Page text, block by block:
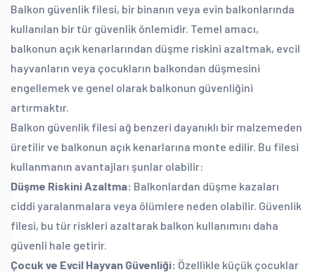
Balkon güvenlik filesi, bir binanın veya evin balkonlarında
kullanılan bir tür güvenlik önlemidir. Temel amacı,
balkonun açık kenarlarından düşme riskini azaltmak, evcil
hayvanların veya çocukların balkondan düşmesini
engellemek ve genel olarak balkonun güvenliğini
artırmaktır.
Balkon güvenlik filesi ağ benzeri dayanıklı bir malzemeden
üretilir ve balkonun açık kenarlarına monte edilir. Bu filesi
kullanmanın avantajları şunlar olabilir:
Düşme Riskini Azaltma: Balkonlardan düşme kazaları
ciddi yaralanmalara veya ölümlere neden olabilir. Güvenlik
filesi, bu tür riskleri azaltarak balkon kullanımını daha
güvenli hale getirir.
Çocuk ve Evcil Hayvan Güvenliği: Özellikle küçük çocuklar